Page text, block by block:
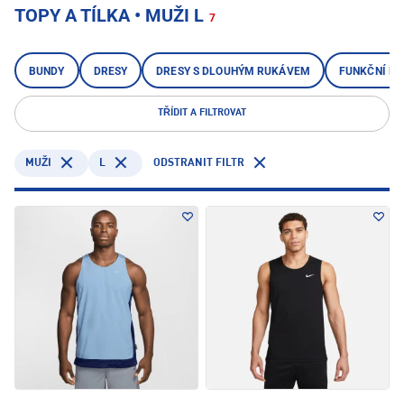
TOPY A TÍLKA • MUŽI L 7
BUNDY DRESY DRESY S DLOUHÝM RUKÁVEM FUNKČNÍ
TŘÍDIT A FILTROVAT
MUŽI L ODSTRANIT FILTR